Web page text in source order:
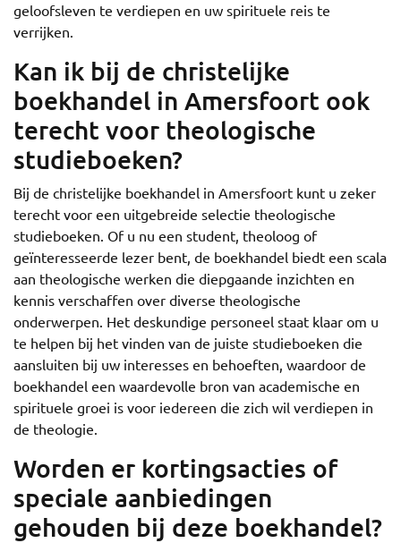
geloofsleven te verdiepen en uw spirituele reis te
verrijken.
Kan ik bij de christelijke
boekhandel in Amersfoort ook
terecht voor theologische
studieboeken?
Bij de christelijke boekhandel in Amersfoort kunt u zeker
terecht voor een uitgebreide selectie theologische
studieboeken. Of u nu een student, theoloog of
geïnteresseerde lezer bent, de boekhandel biedt een scala
aan theologische werken die diepgaande inzichten en
kennis verschaffen over diverse theologische
onderwerpen. Het deskundige personeel staat klaar om u
te helpen bij het vinden van de juiste studieboeken die
aansluiten bij uw interesses en behoeften, waardoor de
boekhandel een waardevolle bron van academische en
spirituele groei is voor iedereen die zich wil verdiepen in
de theologie.
Worden er kortingsacties of
speciale aanbiedingen
gehouden bij deze boekhandel?